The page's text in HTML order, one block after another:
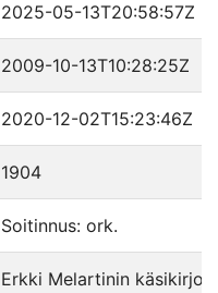
2025-05-13T20:58:57Z
2009-10-13T10:28:25Z
2020-12-02T15:23:46Z
1904
Soitinnus: ork.
Erkki Melartinin